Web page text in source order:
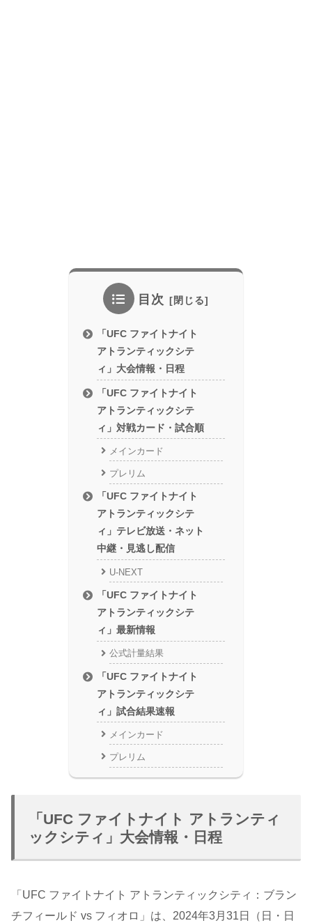
目次
「UFC ファイトナイト
アトランティックシテ
ィ」大会情報・日程
「UFC ファイトナイト
アトランティックシテ
ィ」対戦カード・試合順
メインカード
プレリム
「UFC ファイトナイト
アトランティックシテ
ィ」テレビ放送・ネット
中継・見逃し配信
U-NEXT
「UFC ファイトナイト
アトランティックシテ
ィ」最新情報
公式計量結果
「UFC ファイトナイト
アトランティックシテ
ィ」試合結果速報
メインカード
プレリム
「UFC ファイトナイト アトランティ
ックシティ」大会情報・日程
「UFC ファイトナイト アトランティックシティ：ブラン
チフィールド vs フィオロ」は、2024年3月31日（日・日